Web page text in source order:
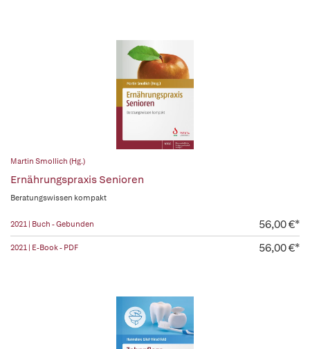
Martin Smollich (Hg.)
Ernährungspraxis Senioren
Beratungswissen kompakt
2021 | Buch - Gebunden 56,00 €*
2021 | E-Book - PDF 56,00 €*